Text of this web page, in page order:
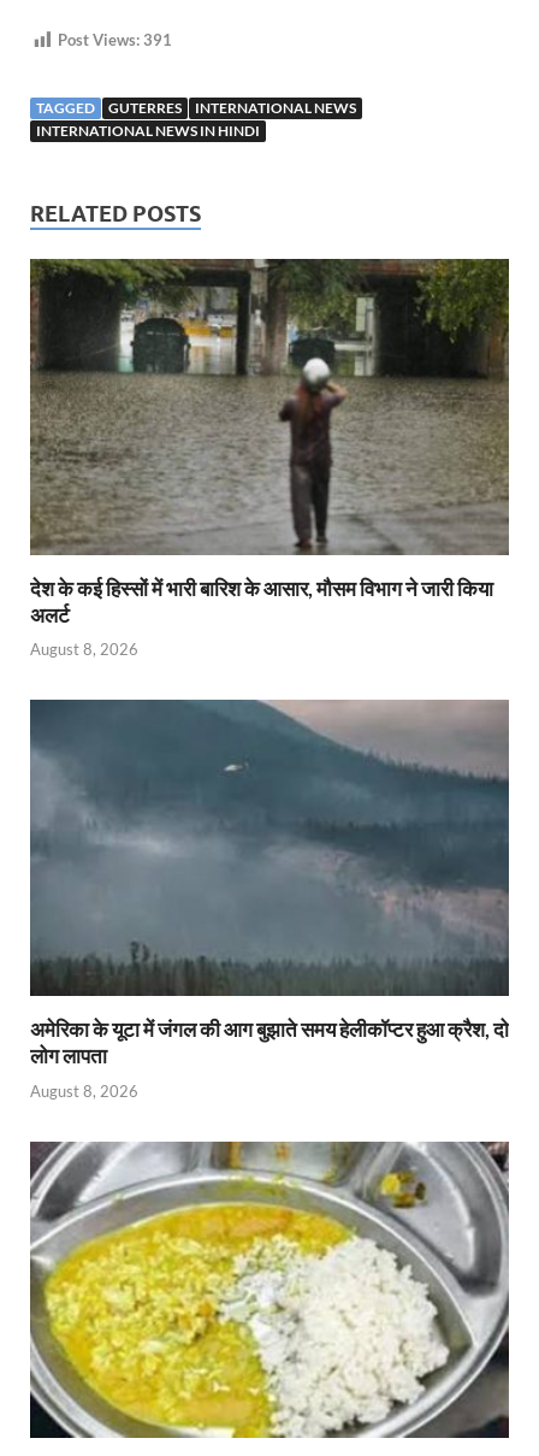
Post Views:391
TAGGED GUTERRES
INTERNATIONAL NEWS
INTERNATIONAL NEWS IN HINDI
RELATED POSTS
देश के कई हिस्सों में भारी बारिश के आसार, मौसम विभाग ने जारी किया
अलर्ट
August 8, 2026
अमेरिका के यूटा में जंगल की आग बुझाते समय हेलीकॉप्टर हुआ क्रैश, दो
लोग लापता
August 8, 2026